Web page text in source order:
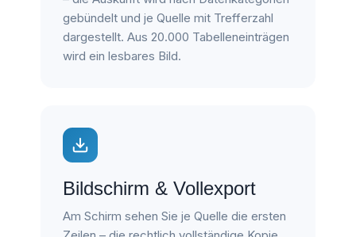
gebündelt und je Quelle mit Trefferzahl
dargestellt. Aus 20.000 Tabelleneinträgen
wird ein lesbares Bild.
Bildschirm & Vollexport
Am Schirm sehen Sie je Quelle die ersten